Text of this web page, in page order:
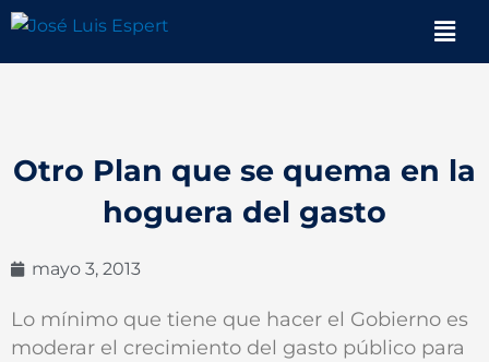
contenido
Otro Plan que se quema en la
hoguera del gasto
mayo 3, 2013
Lo mínimo que tiene que hacer el Gobierno es
moderar el crecimiento del gasto público para